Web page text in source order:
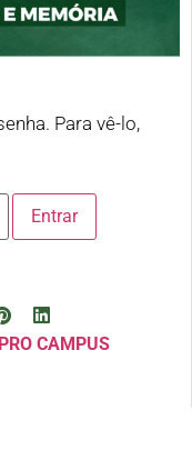
Para vê-lo,
CAMPUS